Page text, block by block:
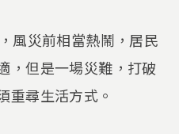
風災前相當熱鬧，居民
，但是一場災難，打破
重尋生活方式。